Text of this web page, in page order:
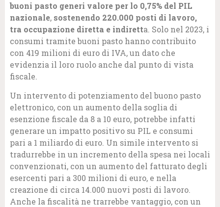
buoni pasto generi valore per lo 0,75% del PIL
nazionale, sostenendo 220.000 posti di lavoro,
tra occupazione diretta e indiretta. Solo nel 2023, i
consumi tramite buoni pasto hanno contribuito
con 419 milioni di euro di IVA, un dato che
evidenzia il loro ruolo anche dal punto di vista
fiscale.
Un intervento di potenziamento del buono pasto
elettronico, con un aumento della soglia di
esenzione fiscale da 8 a 10 euro, potrebbe infatti
generare un impatto positivo su PIL e consumi
pari a 1 miliardo di euro. Un simile intervento si
tradurrebbe in un incremento della spesa nei locali
convenzionati, con un aumento del fatturato degli
esercenti pari a 300 milioni di euro, e nella
creazione di circa 14.000 nuovi posti di lavoro.
Anche la fiscalità ne trarrebbe vantaggio, con un